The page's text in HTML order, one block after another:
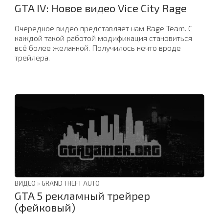
GTA IV: Новое видео Vice City Rage
Очередное видео представляет нам Rage Team. С
каждой такой работой модификация становиться
всё более желанной. Получилось нечто вроде
трейлера.
ВИДЕО » GRAND THEFT AUTO
GTA 5 рекламный трейрер
(фейковый)